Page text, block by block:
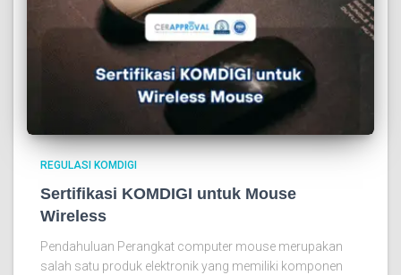
REGULASI KOMDIGI
Sertifikasi KOMDIGI untuk Mouse
Wireless
Pendahuluan Perangkat computer mouse merupakan
salah satu produk elektronik yang memiliki komponen